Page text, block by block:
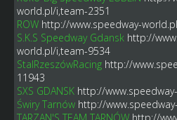
world.pl/i,team-2351
ROW http://www.speedway-
S.K.S Speedway Gdansk http://
world.pl/i,team-9534
StalRzeszówRacing http://
11943
SXS GDANSK http://
Świry Tarnów http://